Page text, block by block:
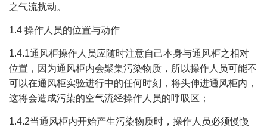
之气流扰动。
1.4 操作人员的位置与动作
1.4.1通风柜操作人员应随时注意自己本身与通风柜之相对
位置，因为通风柜内会聚集污染物质，所以操作人员可能不
可以在通风柜实验进行中的任何时刻，将头伸进通风柜内，
这将会造成污染的空气流经操作人员的呼吸区；
1.4.2当通风柜内开始产生污染物质时，操作人员必须慢慢